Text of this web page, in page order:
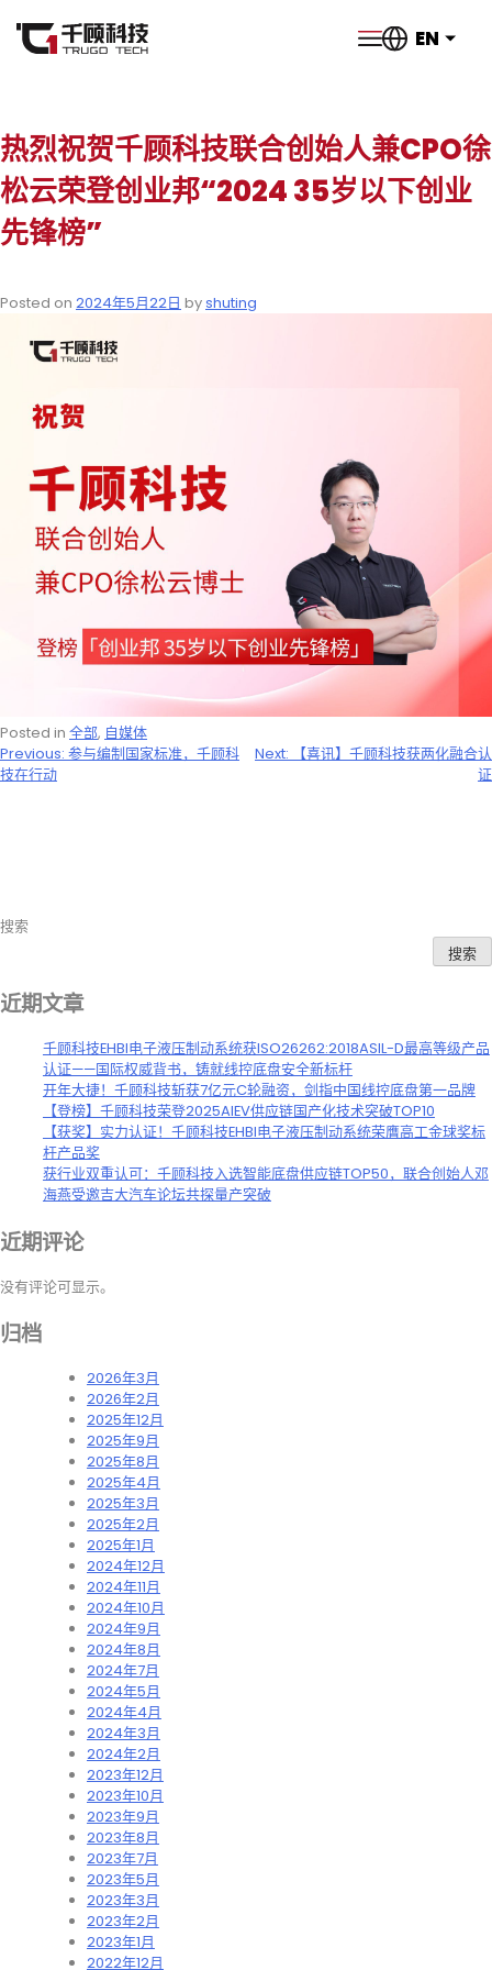
EN
热烈祝贺千顾科技联合创始人兼CPO徐
松云荣登​创业邦“2024 35岁以下创业
先锋榜”
Posted on 2024年5月22日 by shuting
Posted in 全部, 自媒体
文
章
Previous: 参与编制国家标准，千顾科
技在行动
Next:
【喜讯】千顾科技获两化融合认
证
搜索
搜索
近期文章
千顾科技EHBI电子液压制动系统获ISO26262:2018ASIL-D最高等级产品
认证——国际权威背书，铸就线控底盘安全新标杆
开年大捷！千顾科技斩获7亿元C轮融资，剑指中国线控底盘第一品牌
【登榜】千顾科技荣登2025AIEV供应链国产化技术突破TOP10
【获奖】实力认证！千顾科技EHBI电子液压制动系统荣膺高工金球奖标
杆产品奖
获行业双重认可：千顾科技入选智能底盘供应链TOP50，联合创始人邓
海燕受邀吉大汽车论坛共探量产突破
近期评论
没有评论可显示。
归档
2026年3月
2026年2月
2025年12月
2025年9月
2025年8月
2025年4月
2025年3月
2025年2月
2025年1月
2024年12月
2024年11月
2024年10月
2024年9月
2024年8月
2024年7月
2024年5月
2024年4月
2024年3月
2024年2月
2023年12月
2023年10月
2023年9月
2023年8月
2023年7月
2023年5月
2023年3月
2023年2月
2023年1月
2022年12月